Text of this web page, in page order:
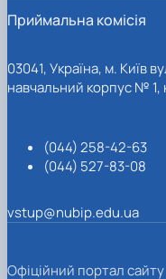
Приймальна комісія
03041, Україна, м. Київ
навчальний корпус № 1,
(044) 258-42-63
(044) 527-83-08
vstup@nubip.edu.ua
Офіційний портал сайту